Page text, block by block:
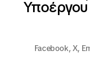
Facebook,X,